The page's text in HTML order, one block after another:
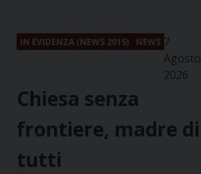
IN EVIDENZA (NEWS 2015) NEWS 7
Agosto
2026
Chiesa senza
frontiere, madre di
tutti